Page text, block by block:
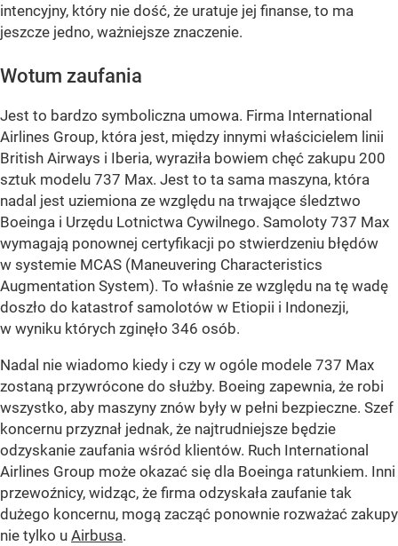
intencyjny, który nie dość, że uratuje jej finanse, to ma
jeszcze jedno, ważniejsze znaczenie.
Wotum zaufania
Jest to bardzo symboliczna umowa. Firma International
Airlines Group, która jest, między innymi właścicielem linii
British Airways i Iberia, wyraziła bowiem chęć zakupu 200
sztuk modelu 737 Max. Jest to ta sama maszyna, która
nadal jest uziemiona ze względu na trwające śledztwo
Boeinga i Urzędu Lotnictwa Cywilnego. Samoloty 737 Max
wymagają ponownej certyfikacji po stwierdzeniu błędów
w systemie MCAS (Maneuvering Characteristics
Augmentation System). To właśnie ze względu na tę wadę
doszło do katastrof samolotów w Etiopii i Indonezji,
w wyniku których zginęło 346 osób.
Nadal nie wiadomo kiedy i czy w ogóle modele 737 Max
zostaną przywrócone do służby. Boeing zapewnia, że robi
wszystko, aby maszyny znów były w pełni bezpieczne. Szef
koncernu przyznał jednak, że najtrudniejsze będzie
odzyskanie zaufania wśród klientów. Ruch International
Airlines Group może okazać się dla Boeinga ratunkiem. Inni
przewoźnicy, widząc, że firma odzyskała zaufanie tak
dużego koncernu, mogą zacząć ponownie rozważać zakupy
nie tylko u Airbusa.